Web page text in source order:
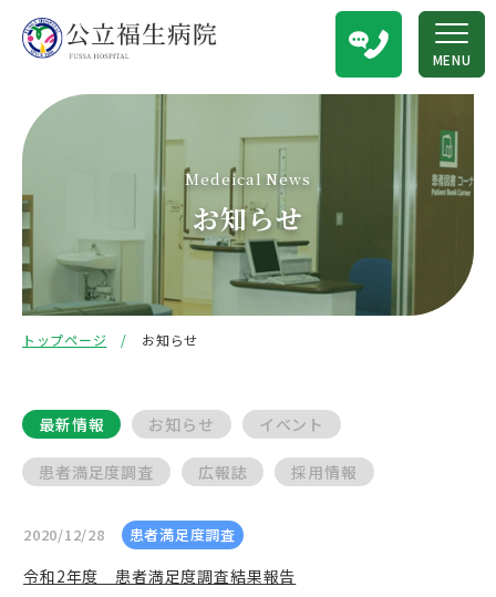
MENU
Medeical News
お知らせ
トップページ お知らせ
最新情報 お知らせ イベント
患者満足度調査 広報誌 採用情報
2020/12/28 患者満足度調査
令和2年度 患者満足度調査結果報告